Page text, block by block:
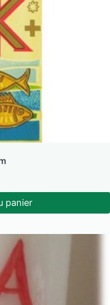
panier